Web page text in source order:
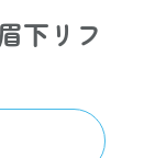
下リフ